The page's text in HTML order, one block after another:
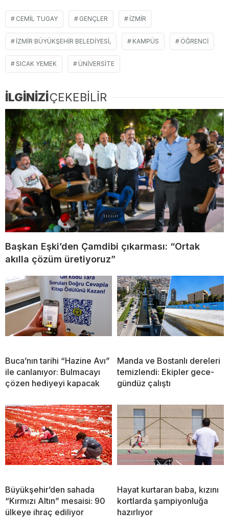
CEMIL TUGAY GENÇLER İZMIR
İZMIR BÜYÜKŞEHIR BELEDIYESI, KAMPÜS ÖĞRENCI
SICAK YEMEK ÜNIVERSITE
İLGİNİZİÇEKEBİLİR
Başkan Eşki’den Çamdibi çıkarması: “Ortak
akılla çözüm üretiyoruz”
Buca’nın tarihi “Hazine Avı”
ile canlanıyor: Bulmacayı
çözen hediyeyi kapacak
Manda ve Bostanlı dereleri
temizlendi: Ekipler gece-
gündüz çalıştı
Büyükşehir’den sahada
“Kırmızı Altın” mesaisi: 90
ülkeye ihraç ediliyor
Hayat kurtaran baba, kızını
kortlarda şampiyonluğa
hazırlıyor